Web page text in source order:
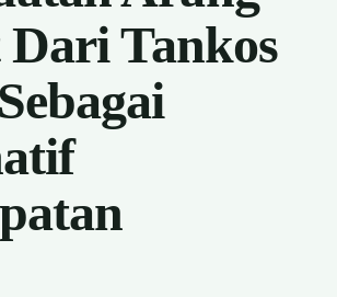
Tankos